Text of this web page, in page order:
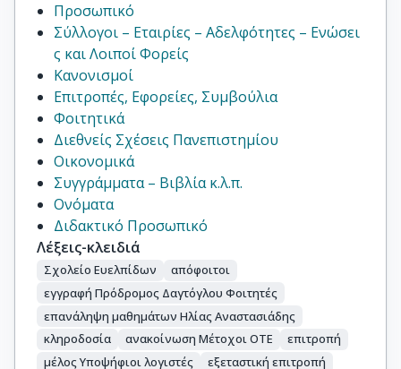
Προσωπικό
Σύλλογοι – Εταιρίες – Αδελφότητες – Ενώσει
ς και Λοιποί Φορείς
Κανονισμοί
Επιτροπές, Εφορείες, Συμβούλια
Φοιτητικά
Διεθνείς Σχέσεις Πανεπιστημίου
Οικονομικά
Συγγράμματα – Βιβλία κ.λ.π.
Ονόματα
Διδακτικό Προσωπικό
Λέξεις-κλειδιά
Σχολείο Ευελπίδων
απόφοιτοι
εγγραφή Πρόδρομος Δαγτόγλου Φοιτητές
επανάληψη μαθημάτων Ηλίας Αναστασιάδης
κληροδοσία
ανακοίνωση Μέτοχοι ΟΤΕ
επιτροπή
μέλος Υποψήφιοι λογιστές
εξεταστική επιτροπή